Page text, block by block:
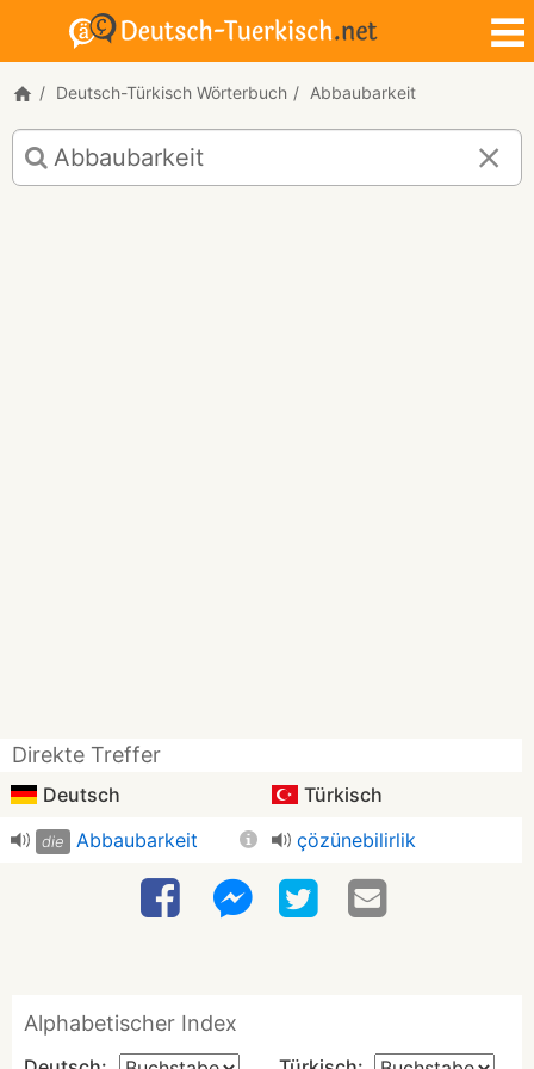
Deutsch-Türkisch Wörterbuch Abbaubarkeit
Deutsch-
Türkisch
Übersetzung
Direkte Treffer
Deutsch Türkisch
die Abbaubarkeit çözünebilirlik
Alphabetischer Index